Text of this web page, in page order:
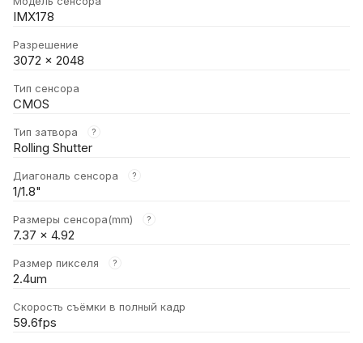
IMX178
Разрешение
3072 x 2048
Тип сенсора
CMOS
Тип затвора ?
Rolling Shutter
Диагональ сенсора ?
1/1.8"
Размеры сенсора(mm) ?
7.37 x 4.92
Размер пикселя ?
2.4um
Скорость съёмки в полный кадр
59.6fps